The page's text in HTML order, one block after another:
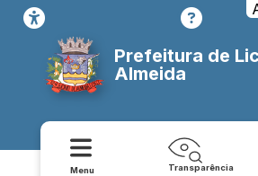
Prefeitura de
Almeida
Menu Transparência